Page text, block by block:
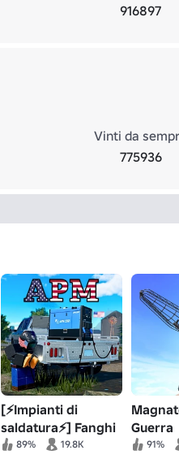
916897
Vinti da
775936
[⚡Impianti di
saldatura⚡] Fanghi
delle pianure
89% 19.8K
Guerra
91%